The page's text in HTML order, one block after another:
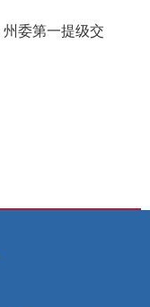
州委第一提级交